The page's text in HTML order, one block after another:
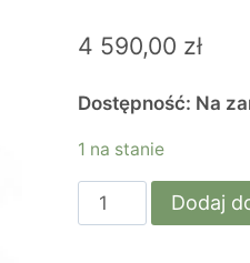
4 590,00 zł
Dostępność: Na
1 na stanie
ilość
Champion
Dodaj